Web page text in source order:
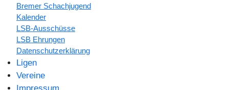
Bremer Schachjugend
Kalender
LSB-Ausschüsse
LSB Ehrungen
Datenschutzerklärung
Ligen
Vereine